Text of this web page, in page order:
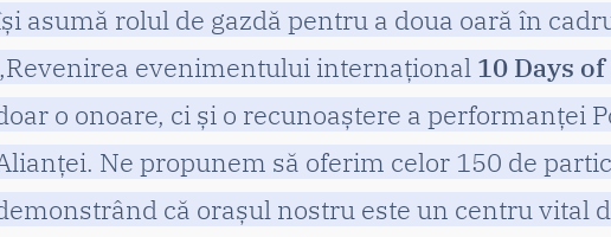
asumă rolul de gazdă pentru a doua oară în
evenimentului internațional 10 Days
o onoare, ci și o recunoaștere a performanței
Ne propunem să oferim celor 150 de
că orașul nostru este un centru vital